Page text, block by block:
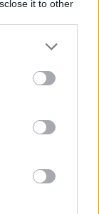
it to other
e liderit
Mojtaba